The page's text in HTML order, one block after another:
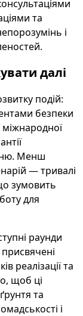
та
і
далі
подій:
безпеки
Менш
— тривалі
зумовить
для
раунди
реалізації та
щоб ці
та
і